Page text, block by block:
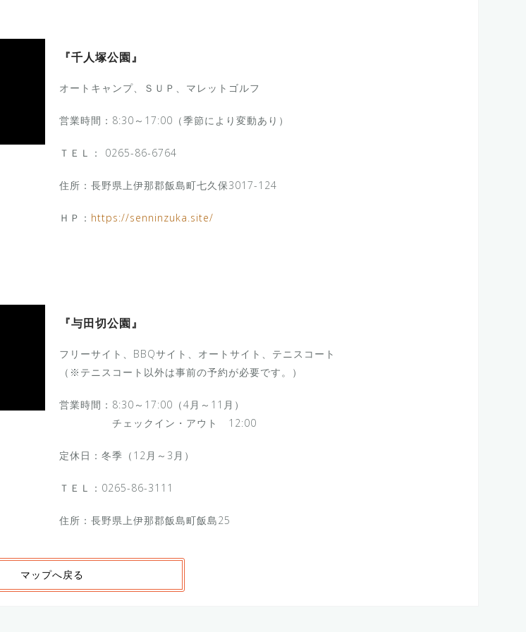
『千人塚公園』
オートキャンプ、ＳＵＰ、マレットゴルフ
営業時間：8:30～17:00（季節により変動あり）
ＴＥＬ： 0265-86-6764
住所：長野県上伊那郡飯島町七久保3017-124
ＨＰ： https://senninzuka.site/
『与田切公園』
フリーサイト、BBQサイト、オートサイト、テニスコート
（※テニスコート以外は事前の予約が必要です。）
営業時間：8:30～17:00（4月～11月）
チェックイン・アウト 12:00
定休日：冬季（12月～3月）
ＴＥＬ：0265-86-3111
住所：長野県上伊那郡飯島町飯島25
マップへ戻る